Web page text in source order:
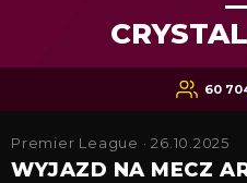
60
Premier League · 26.10.2025
WYJAZD NA MECZ